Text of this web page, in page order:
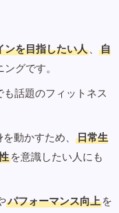
ンを目指したい人 、
自
グです。
話題のフィットネス
動かすため、
日常生
を意識したい人にも
パフォーマンス向上 を